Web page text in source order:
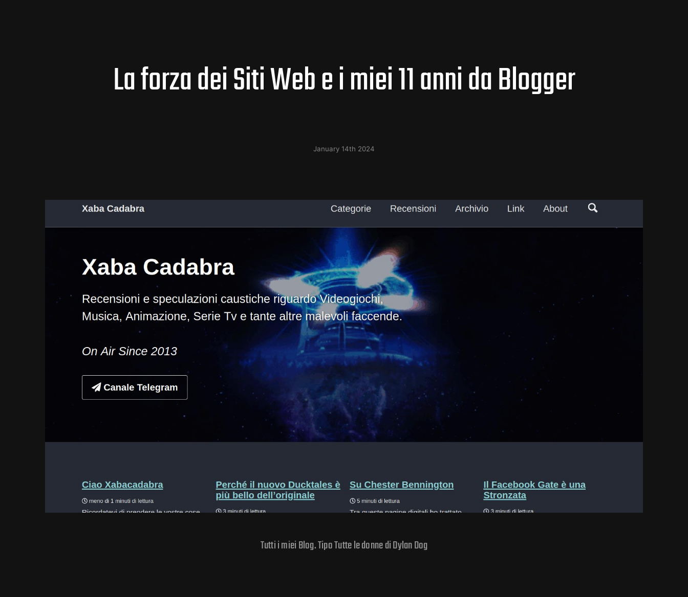
La forza dei Siti Web e i miei 11 anni da Blogger
January 14th 2024
Tutti i miei Blog. Tipo Tutte le donne di Dylan Dog